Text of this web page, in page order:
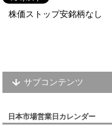
株価ストップ安銘柄なし
サブコンテンツ
日本市場営業日カレンダー